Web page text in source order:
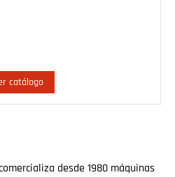
catálogo
desde 1980 máquinas